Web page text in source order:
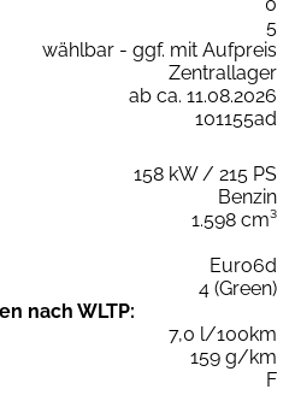
5
wählbar - ggf. mit Aufpreis
Zentrallager
ab ca. 11.08.2026
101155ad
158 kW / 215 PS
Benzin
1.598 cm³
Euro6d
4 (Green)
nach WLTP:
7,0 l/100km
159 g/km
F